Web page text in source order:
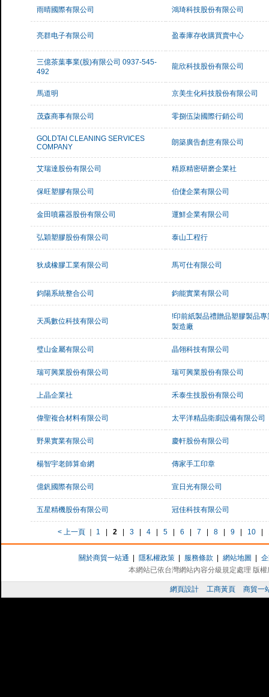
雨晴國際有限公司 鴻琦科技股份有限公司
亮群电子有限公司 盈泰庫存收購買賣中心
三億茶葉事業(股)有限公司 0937-545-
492
龍欣科技股份有限公司
馬道明 京美生化科技股份有限公司
茂森商事有限公司 零捌伍柒國際行銷公司
GOLDTAI CLEANING SERVICES
COMPANY
朗築廣告創意有限公司
艾瑞達股份有限公司 精原精密研磨企業社
保旺塑膠有限公司 伯倢企業有限公司
金田噴霧器股份有限公司 運鮮企業有限公司
弘穎塑膠股份有限公司 泰山工程行
狄成橡膠工業有限公司 馬可仕有限公司
鈞陽系統整合公司 鈞能實業有限公司
天禹數位科技有限公司
!印前紙製品禮贈品塑膠製品專
製造廠
璧山金屬有限公司 晶翎科技有限公司
瑞可興業股份有限公司 瑞可興業股份有限公司
上晶企業社 禾泰生技股份有限公司
偉聖複合材料有限公司 太平洋精品衛廚設備有限公司
野果實業有限公司 慶軒股份有限公司
楊智宇老師算命網 傳家手工印章
億釩國際有限公司 宣日光有限公司
五星精機股份有限公司 冠佳科技有限公司
< 上一頁 1 2 3 4 5 6 7 8 9 10
關於商貿一站通 隱私權政策 服務條款 網站地圖
本網站已依台灣網站內容分級規定處理 版
網頁設計 工商黃頁 商貿一